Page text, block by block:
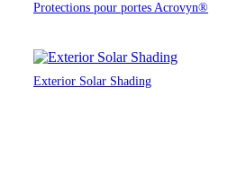
Protections pour portes Acrovyn®
Exterior Solar Shading